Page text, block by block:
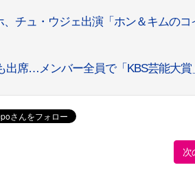
チュ・ウジェ出演「ホン＆キムのコ
席…メンバー全員で「KBS芸能大賞
次